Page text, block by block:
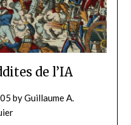
de l’IA
byGuillaume A.